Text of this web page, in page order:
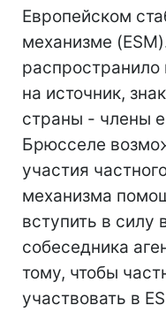
Европейском
механизме
на источник,
страны - члены
Брюсселе
участия
механизма
вступить в силу
собеседника
тому, чтобы
участвовать в